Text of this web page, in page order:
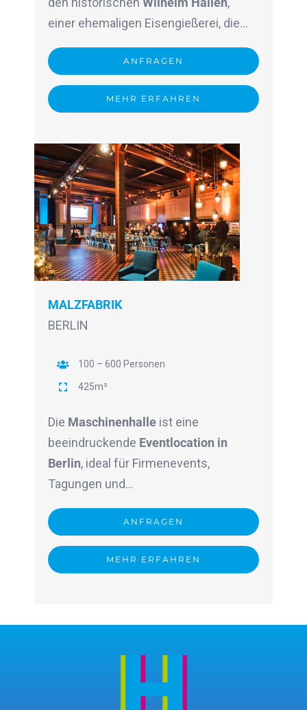
einer ehemaligen Eisengießerei, die…
ANFRAGEN
MEHR ERFAHREN
MALZFABRIK
BERLIN
100 – 600 Personen
425m²
Die Maschinenhalleist eine
beeindruckende Eventlocation in
Berlin, ideal für Firmenevents,
Tagungen und…
ANFRAGEN
MEHR ERFAHREN